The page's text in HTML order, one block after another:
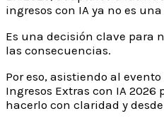
ingresos con IA ya no es
Es una decisión clave para
las consecuencias.
Por eso, asistiendo al
Ingresos Extras con IA
hacerlo con claridad y